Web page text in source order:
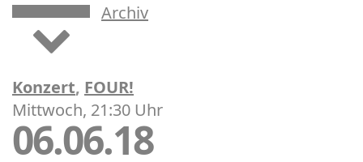
Konzert, FOUR!
Archiv
Mittwoch, 21:30 Uhr
06.06.18